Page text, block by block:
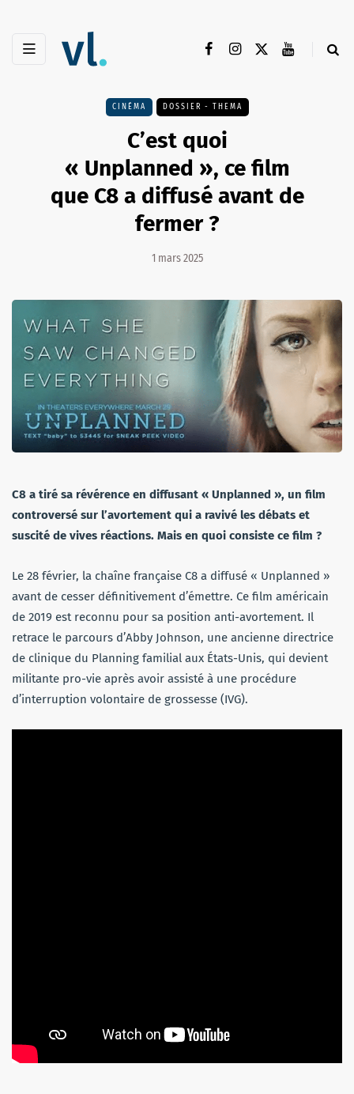
CINÉMA DOSSIER - THEMA
C’est quoi
« Unplanned », ce film
que C8 a diffusé avant de
fermer ?
1 mars 2025
C8 a tiré sa révérence en diffusant « Unplanned », un film
controversé sur l’avortement qui a ravivé les débats et
suscité de vives réactions. Mais en quoi consiste ce film ?
Le 28 février, la chaîne française C8 a diffusé « Unplanned »
avant de cesser définitivement d’émettre. Ce film américain
de 2019 est reconnu pour sa position anti-avortement. Il
retrace le parcours d’Abby Johnson, une ancienne directrice
de clinique du Planning familial aux États-Unis, qui devient
militante pro-vie après avoir assisté à une procédure
d’interruption volontaire de grossesse (IVG).